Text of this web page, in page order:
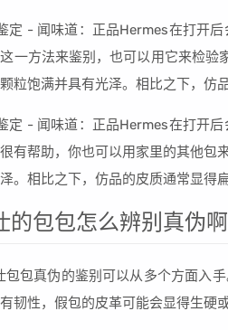
定 - 闻味道：正品Hermes在打开
一方法来鉴别，也可以用它来检
粒饱满并具有光泽。相比之下，仿
定 - 闻味道：正品Hermes在打开
有帮助，你也可以用家里的其他包
。相比之下，仿品的皮质通常显得
的包包怎么辨别真伪
包包真伪的鉴别可以从多个方面入
韧性，假包的皮革可能会显得生硬